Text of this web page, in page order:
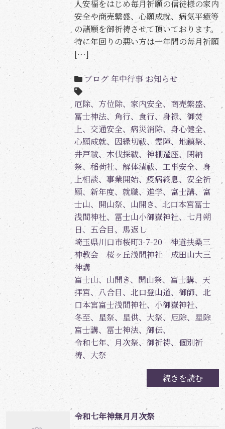
人安福をはじめ毎月祈願の信徒様の家内
安全や商売繫盛、心願成就、病気平癒等
の諸願を御祈祷させて頂いております。
特に年回りの悪い方は一年間の毎月祈願
[…]
ブログ 年中行事 お知らせ
厄除、方位除、家内安全、商売繁盛、
冨士神法、角行、食行、身禄、御焚
上、交通安全、病災消除、身心健全、
心願成就、因縁切祓、霊障、地鎮祭、
井戸祓、木伐採祓、神棚遷座、閉納
祭、稲荷社、解体清祓、工事安全、身
上相談、事業開始、疫病終息、安全祈
願、新年度、就職、進学、富士講、富
士山、開山祭、山開き、北口本宮冨士
浅間神社、冨士山小御嶽神社、七月朔
日、五合目、馬返し
埼玉県川口市桜町3-7-20 神道扶桑三
神教会 桜ヶ丘浅間神社 成田山大三
神講
富士山、山開き、開山祭、富士講、天
拝宮、八合目、北口登山道、御師、北
口本宮富士浅間神社、小御嶽神社、
冬至、星祭、星供、大祭、厄除、星除
富士講、冨士神法、御伝、
令和七年、月次祭、御祈祷、個別祈
祷、大祭
続きを読む
令和七年神無月月次祭